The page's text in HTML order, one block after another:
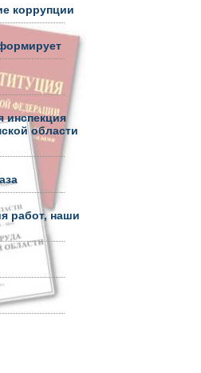
коррупции
инспекция
области
работ, наши